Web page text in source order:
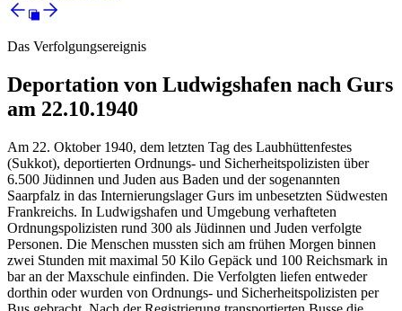
Das Verfolgungsereignis
Deportation von Ludwigshafen nach Gurs
am 22.10.1940
Am 22. Oktober 1940, dem letzten Tag des Laubhüttenfestes
(Sukkot), deportierten Ordnungs- und Sicherheitspolizisten über
6.500 Jüdinnen und Juden aus Baden und der sogenannten
Saarpfalz in das Internierungslager Gurs im unbesetzten Südwesten
Frankreichs. In Ludwigshafen und Umgebung verhafteten
Ordnungspolizisten rund 300 als Jüdinnen und Juden verfolgte
Personen. Die Menschen mussten sich am frühen Morgen binnen
zwei Stunden mit maximal 50 Kilo Gepäck und 100 Reichsmark in
bar an der Maxschule einfinden. Die Verfolgten liefen entweder
dorthin oder wurden von Ordnungs- und Sicherheitspolizisten per